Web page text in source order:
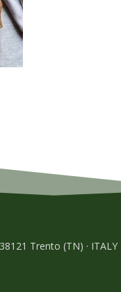
Trento (TN) · ITALY